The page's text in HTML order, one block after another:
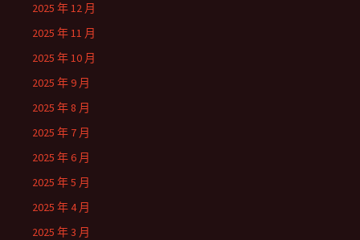
2025 年 12 月
2025 年 11 月
2025 年 10 月
2025 年 9 月
2025 年 8 月
2025 年 7 月
2025 年 6 月
2025 年 5 月
2025 年 4 月
2025 年 3 月